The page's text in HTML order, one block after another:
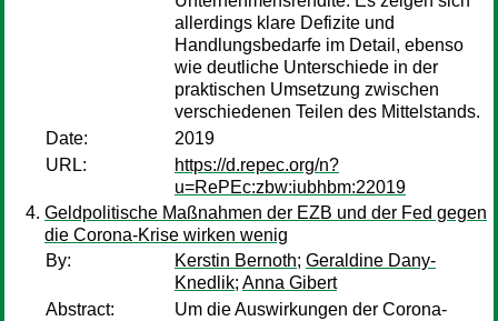
allerdings klare Defizite und
Handlungsbedarfe im Detail, ebenso
wie deutliche Unterschiede in der
praktischen Umsetzung zwischen
verschiedenen Teilen des Mittelstands.
Date:
2019
URL:
https://d.repec.org/n?
u=RePEc:zbw:iubhbm:22019
Geldpolitische Maßnahmen der EZB und der Fed gegen
die Corona-Krise wirken wenig
By:
Kerstin Bernoth; Geraldine Dany-
Knedlik; Anna Gibert
Abstract:
Um die Auswirkungen der Corona-